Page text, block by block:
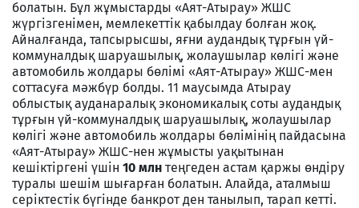
болатын. Бұл жұмыстарды «Аят-Атырау» ЖШС
жүргізгенімен, мемлекеттік қабылдау болған жоқ.
Айналғанда, тапсырысшы, яғни аудандық тұрғын үй-
коммуналдық шаруашылық, жолаушылар көлігі және
автомобиль жолдары бөлімі «Аят-Атырау» ЖШС-мен
соттасуға мәжбүр болды. 11 маусымда Атырау
облыстық ауданаралық экономикалық соты аудандық
тұрғын үй-коммуналдық шаруашылық, жолаушылар
көлігі және автомобиль жолдары бөлімінің пайдасына
«Аят-Атырау» ЖШС-нен жұмысты уақытынан
кешіктіргені үшін 10 млн теңгеден астам қаржы өндіру
туралы шешім шығарған болатын. Алайда, аталмыш
серіктестік бүгінде банкрот ден танылып, тарап кетті.